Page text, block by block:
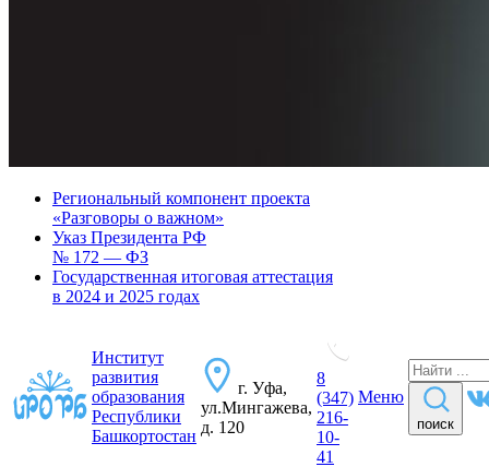
Региональный компонент проекта
«Разговоры о важном»
Указ Президента РФ
№ 172 — ФЗ
Государственная итоговая аттестация
в 2024 и 2025 годах
Институт
развития
образования
Республики
Башкортостан
г. Уфа,
ул.Мингажева,
д. 120
8
(347)
216-
10-
41
Меню
поиск